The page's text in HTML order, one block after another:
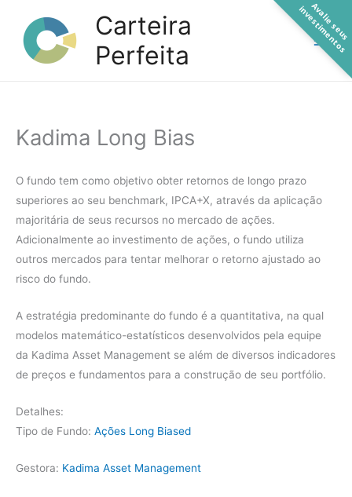
conteúdo
Carteira
Perfeita
Kadima Long Bias
O fundo tem como objetivo obter retornos de longo prazo
superiores ao seu benchmark, IPCA+X, através da aplicação
majoritária de seus recursos no mercado de ações.
Adicionalmente ao investimento de ações, o fundo utiliza
outros mercados para tentar melhorar o retorno ajustado ao
risco do fundo.
A estratégia predominante do fundo é a quantitativa, na qual
modelos matemático-estatísticos desenvolvidos pela equipe
da Kadima Asset Management se além de diversos indicadores
de preços e fundamentos para a construção de seu portfólio.
Detalhes:
Tipo de Fundo: Ações Long Biased
Gestora: Kadima Asset Management
A
v
a
l
i
e
s
e
u
s
i
n
v
e
s
t
i
m
e
n
t
o
s